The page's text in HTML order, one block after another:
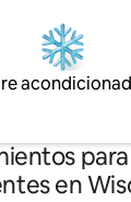
en